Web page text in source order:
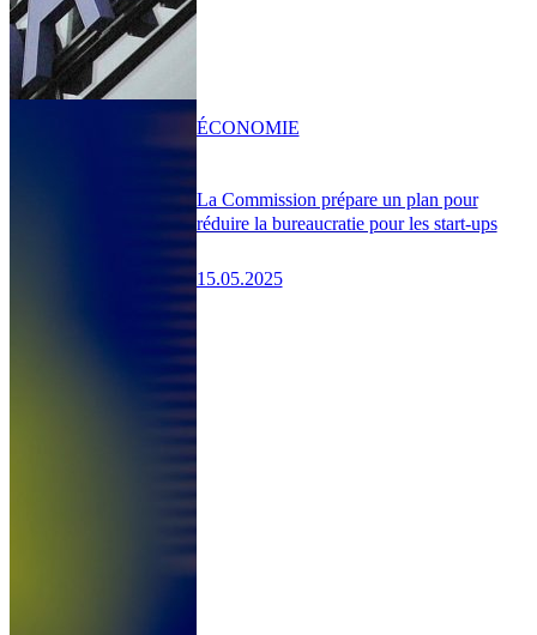
La Commission prépare un plan pour
réduire la bureaucratie pour les start-ups
15.05.2025
ÉCONOMIE